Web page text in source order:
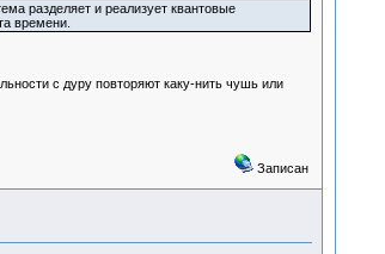
разделяет и реализует квантовые
времени.
с дуру повторяют каку-нить чушь или
Записан